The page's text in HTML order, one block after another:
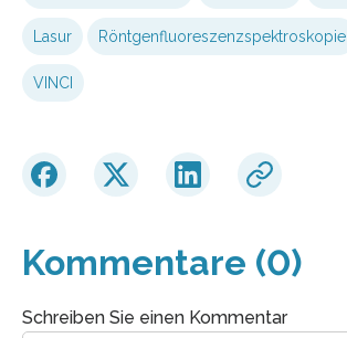
Lasur Röntgenfluoreszenzspektroskopie
VINCI
Kommentare (0)
Schreiben Sie einen Kommentar